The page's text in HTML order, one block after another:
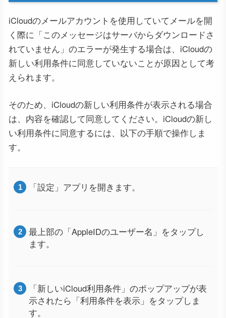
iCloudのメールアカウントを使用していてメールを開
く際に「このメッセージはサーバからダウンロードさ
れていません」のエラーが発生する場合は、iCloudの
新しい利用条件に同意していないことが原因として考
えられます。
そのため、iCloudの新しい利用条件が表示される場合
は、内容を確認して同意してください。iCloudの新し
い利用条件に同意するには、以下の手順で操作しま
す。
「設定」アプリを開きます。
最上部の「AppleIDのユーザー名」をタップし
ます。
「新しいiCloud利用条件」のポップアップが表
示されたら「利用条件を表示」をタップしま
す。